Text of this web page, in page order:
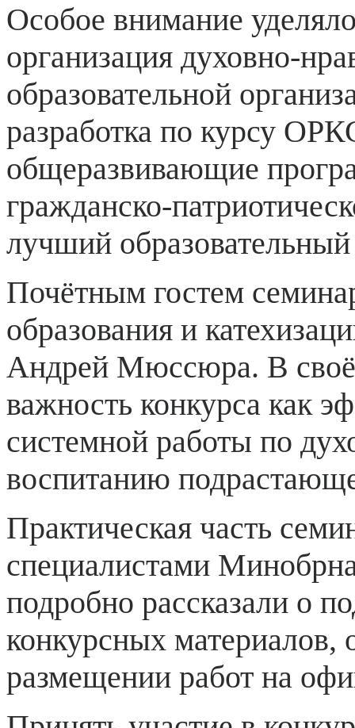
Особое внимание
организация духовно-
образовательной
разработка по курсу
общеразвивающие
гражданско-
лучший образовательный
Почётным гостем
образования и
Андрей Мюссюра. В
важность конкурса как
системной работы по
воспитанию
Практическая часть
специалистами
подробно рассказали о
конкурсных материалов,
размещении работ на